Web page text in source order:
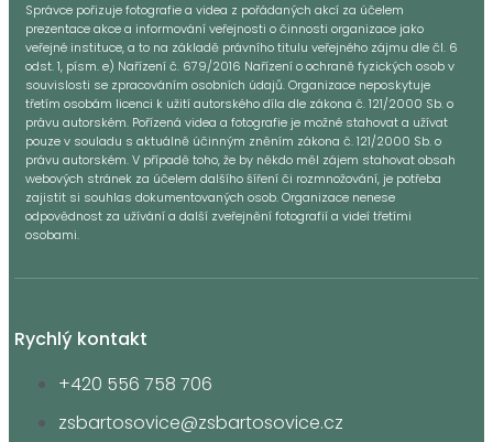
Správce pořizuje fotografie a videa z pořádaných akcí za účelem
prezentace akce a informování veřejnosti o činnosti organizace jako
veřejné instituce, a to na základě právního titulu veřejného zájmu dle čl. 6
odst. 1, písm. e) Nařízení č. 679/2016 Nařízení o ochraně fyzických osob v
souvislosti se zpracováním osobních údajů. Organizace neposkytuje
třetím osobám licenci k užití autorského díla dle zákona č. 121/2000 Sb. o
právu autorském. Pořízená videa a fotografie je možné stahovat a užívat
pouze v souladu s aktuálně účinným zněním zákona č. 121/2000 Sb. o
právu autorském. V případě toho, že by někdo měl zájem stahovat obsah
webových stránek za účelem dalšího šíření či rozmnožování, je potřeba
zajistit si souhlas dokumentovaných osob. Organizace nenese
odpovědnost za užívání a další zveřejnění fotografií a videí třetími
osobami.
Rychlý kontakt
+420 556 758 706
zsbartosovice@zsbartosovice.cz